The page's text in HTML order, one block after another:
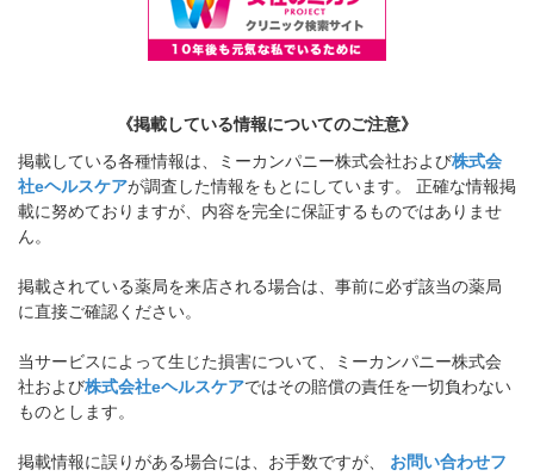
《掲載している情報についてのご注意》
掲載している各種情報は、ミーカンパニー株式会社および株式会
社eヘルスケアが調査した情報をもとにしています。 正確な情報掲
載に努めておりますが、内容を完全に保証するものではありませ
ん。
掲載されている薬局を来店される場合は、事前に必ず該当の薬局
に直接ご確認ください。
当サービスによって生じた損害について、ミーカンパニー株式会
社および株式会社eヘルスケアではその賠償の責任を一切負わない
ものとします。
掲載情報に誤りがある場合には、お手数ですが、 お問い合わせフ